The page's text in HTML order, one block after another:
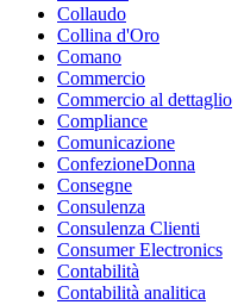
Collaudo
Collina d'Oro
Comano
Commercio
Commercio al dettaglio
Compliance
Comunicazione
ConfezioneDonna
Consegne
Consulenza
Consulenza Clienti
Consumer Electronics
Contabilità
Contabilità analitica